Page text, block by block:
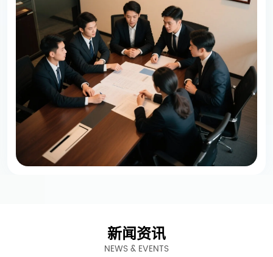
新闻资讯
NEWS & EVENTS